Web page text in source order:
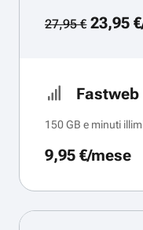
27,95 €23,95
150 GB e minuti
9,95 €/mese